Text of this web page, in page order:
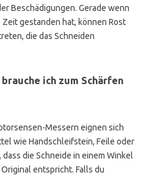
Beschädigungen. Gerade wenn
gestanden hat, können Rost
die das Schneiden
ich zum Schärfen
Messern eignen sich
wie Handschleifstein, Feile oder
die Schneide in einem Winkel
entspricht. Falls du